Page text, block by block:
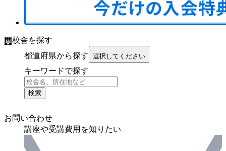
校舎を探す
都道府県から探す 選択してください
キーワードで探す
検索
お問い合わせ
講座や受講費用を知りたい